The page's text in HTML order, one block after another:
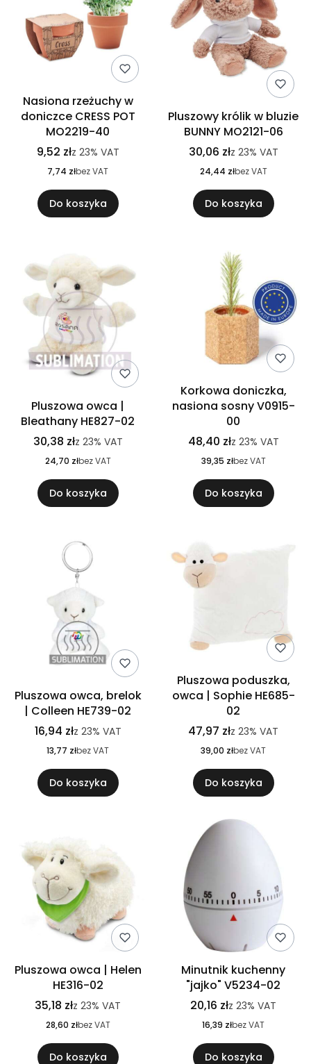
Nasiona rzeżuchy w
doniczce CRESS POT
MO2219-40
9,52 złz 23% VAT
7,74 złbez VAT
Do koszyka
Pluszowy królik w bluzie
BUNNY MO2121-06
30,06 złz 23% VAT
24,44 złbez VAT
Do koszyka
Pluszowa owca |
Bleathany HE827-02
30,38 złz 23% VAT
24,70 złbez VAT
Do koszyka
Korkowa doniczka,
nasiona sosny V0915-
00
48,40 złz 23% VAT
39,35 złbez VAT
Do koszyka
Pluszowa owca, brelok
| Colleen HE739-02
16,94 złz 23% VAT
13,77 złbez VAT
Do koszyka
Pluszowa poduszka,
owca | Sophie HE685-
02
47,97 złz 23% VAT
39,00 złbez VAT
Do koszyka
Pluszowa owca | Helen
HE316-02
35,18 złz 23% VAT
28,60 złbez VAT
Do koszyka
Minutnik kuchenny
"jajko" V5234-02
20,16 złz 23% VAT
16,39 złbez VAT
Do koszyka